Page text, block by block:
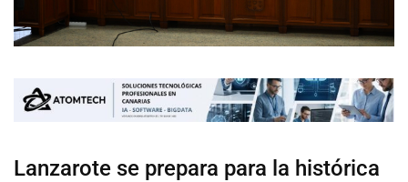
Lanzarote se prepara para la histórica